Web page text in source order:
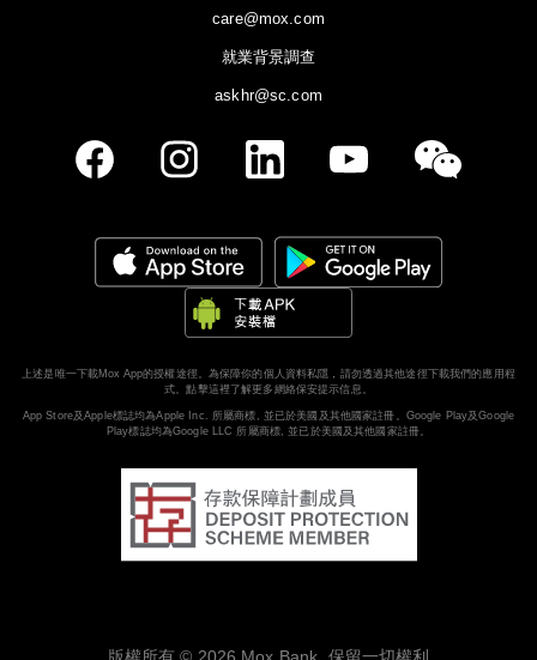
care@mox.com
就業背景調查
askhr@sc.com
上述是唯一下載Mox App的授權途徑。為保障你的個人資料私隱，請勿透過其他途徑下載我們的應用程
式。點擊這裡了解更多網絡保安提示信息。
App Store及Apple標誌均為Apple Inc. 所屬商標, 並已於美國及其他國家註冊。Google Play及Google
Play標誌均為Google LLC 所屬商標, 並已於美國及其他國家註冊。
版權所有 © 2026 Mox Bank. 保留一切權利